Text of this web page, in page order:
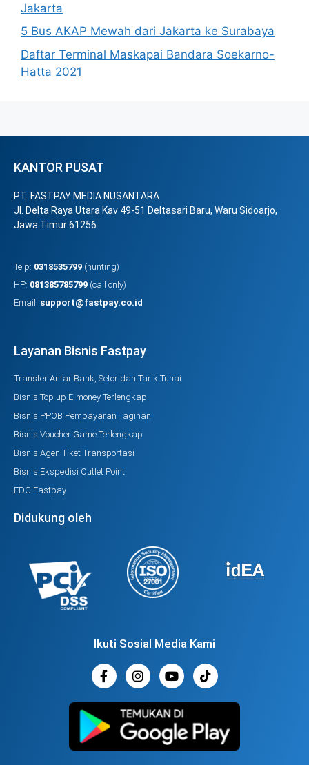
Jakarta
5 Bus AKAP Mewah dari Jakarta ke Surabaya
Daftar Terminal Maskapai Bandara Soekarno-
Hatta 2021
KANTOR PUSAT
PT. FASTPAY MEDIA NUSANTARA
Jl. Delta Raya Utara Kav 49-51 Deltasari Baru, Waru Sidoarjo,
Jawa Timur 61256
Telp: 0318535799 (hunting)
HP: 081385785799 (call only)
Email: support@fastpay.co.id
Layanan Bisnis Fastpay
Transfer Antar Bank, Setor dan Tarik Tunai
Bisnis Top up E-money Terlengkap
Bisnis PPOB Pembayaran Tagihan
Bisnis Voucher Game Terlengkap
Bisnis Agen Tiket Transportasi
Bisnis Ekspedisi Outlet Point
EDC Fastpay
Didukung oleh
Ikuti Sosial Media Kami